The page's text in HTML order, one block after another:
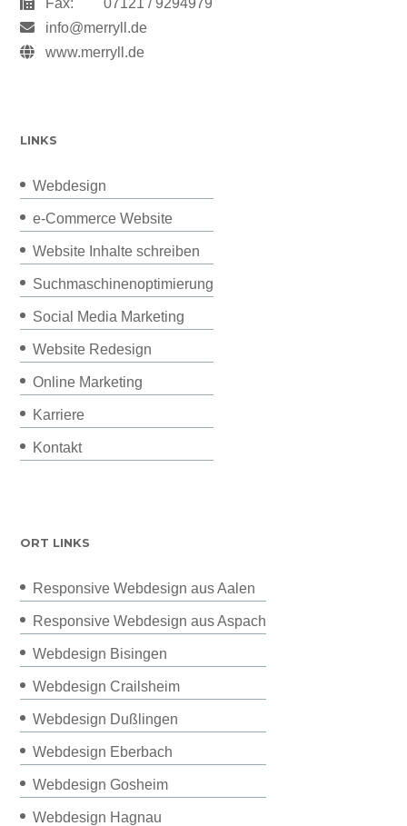
Fax:
07121 / 9294979
info@merryll.de
www.merryll.de
LINKS
Webdesign
e-Commerce Website
Website Inhalte schreiben
Suchmaschinenoptimierung
Social Media Marketing
Website Redesign
Online Marketing
Karriere
Kontakt
ORT LINKS
Responsive Webdesign aus Aalen
Responsive Webdesign aus Aspach
Webdesign Bisingen
Webdesign Crailsheim
Webdesign Dußlingen
Webdesign Eberbach
Webdesign Gosheim
Webdesign Hagnau